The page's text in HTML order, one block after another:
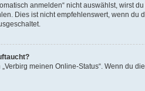
anmelden“ nicht auswählst,
Dies ist nicht empfehlenswert, wenn
meinen Online-Status“. Wenn du